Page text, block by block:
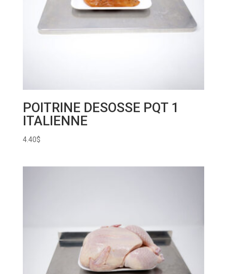
POITRINE DESOSSE PQT 1
ITALIENNE
4.40$